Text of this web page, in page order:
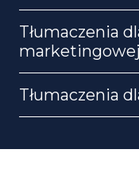
Tłumaczenia
Tłumaczenia